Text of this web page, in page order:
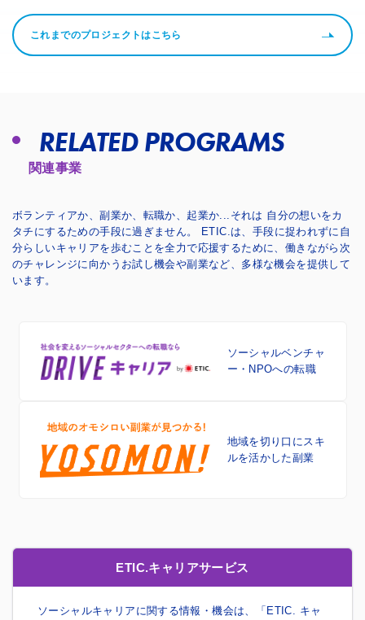
これまでのプロジェクトはこちら
RELATED PROGRAMS
関連事業
ボランティアか、副業か、転職か、起業か...それは 自分の想いをカ
タチにするための手段に過ぎません。
ETIC.は、手段に捉われずに自
分らしいキャリアを歩むことを全力で応援するために、 働きながら次
のチャレンジに向かうお試し機会や副業など、多様な機会を提供して
います。
ソーシャルベンチャ
ー・NPOへの転職
地域を切り口にスキ
ルを活かした副業
ETIC.キャリアサービス
ソーシャルキャリアに関する情報・機会は、「ETIC. キャ